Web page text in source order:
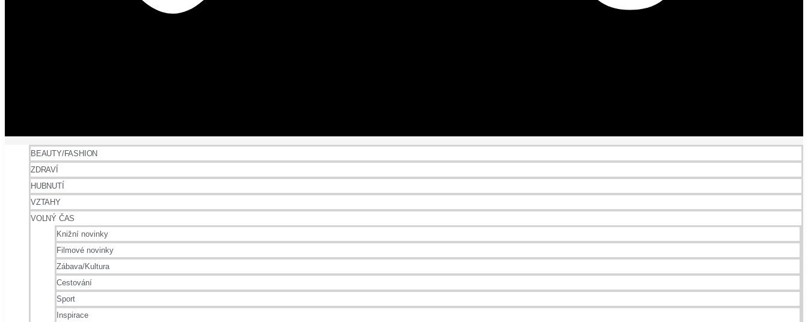
BEAUTY/FASHION
ZDRAVÍ
HUBNUTÍ
VZTAHY
VOLNÝ ČAS
Knižní novinky
Filmové novinky
Zábava/Kultura
Cestování
Sport
Inspirace